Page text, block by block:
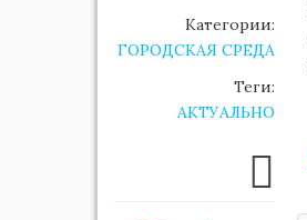
Категории:
ГОРОДСКАЯ СРЕДА
Теги:
АКТУАЛЬНО